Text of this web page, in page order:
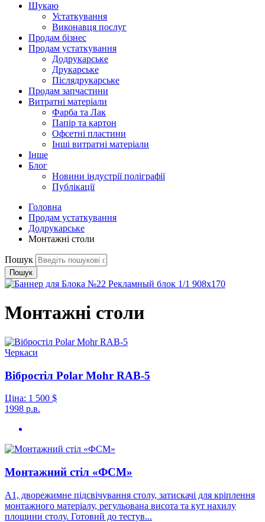
Шукаю
Устаткування
Виконавця послуг
Продам бізнес
Продам устаткування
Додрукарське
Друкарське
Післядрукарське
Продам запчастини
Витратні матеріали
Фарба та Лак
Папір та картон
Офсетні пластини
Інші витратні матеріали
Інше
Блог
Новини індустрії поліграфії
Публікації
Головна
Продам устаткування
Додрукарське
Монтажні столи
Пошук
Пошук
Монтажні столи
Черкаси
Вібростіл Polar Mohr RAB-5
Ціна: 1 500 $
1998 р.в.
Монтажний стіл «ФСМ»
А1, дворежимне підсвічування столу, затискачі для кріплення
монтажного матеріалу, регульована висота та кут нахилу
площини столу. Готовий до тестув...